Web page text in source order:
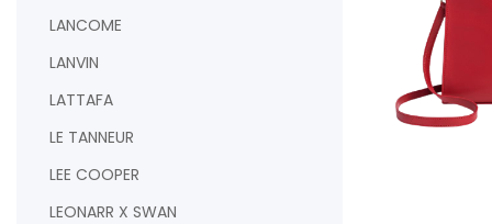
LANCOME
LANVIN
LATTAFA
LE TANNEUR
LEE COOPER
LEONARR X SWAN